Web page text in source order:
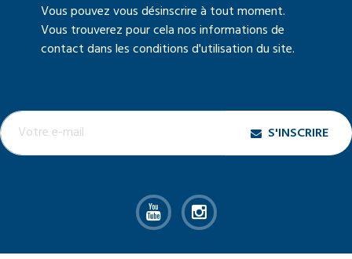
Vous pouvez vous désinscrire à tout moment.
Vous trouverez pour cela nos informations de
contact dans les conditions d'utilisation du site.
S'INSCRIRE